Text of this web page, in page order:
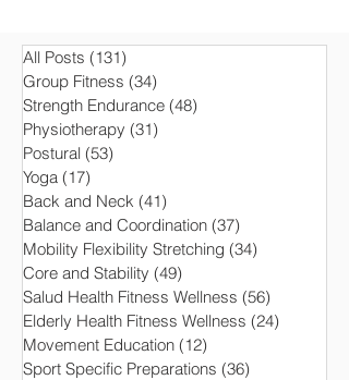
All Posts (131)
Group Fitness (34)
Strength Endurance (48)
Physiotherapy (31)
Postural (53)
Yoga (17)
Back and Neck (41)
Balance and Coordination (37)
Mobility Flexibility Stretching (34)
Core and Stability (49)
Salud Health Fitness Wellness (56)
Elderly Health Fitness Wellness (24)
Movement Education (12)
Sport Specific Preparations (36)